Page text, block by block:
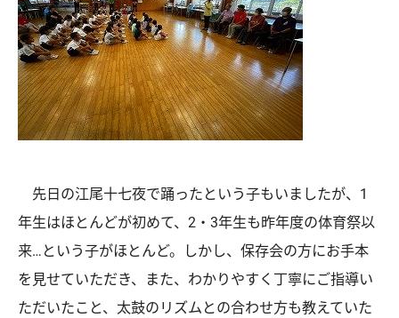
先日の江尾十七夜で踊ったという子もいましたが、1
年生はほとんどが初めて、2・3年生も昨年度の体育祭以
来…という子がほとんど。しかし、保存会の方にお手本
を見せていただき、また、わかりやすく丁寧にご指導い
ただいたこと、太鼓のリズムとの合わせ方も教えていた